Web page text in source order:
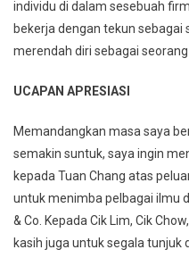
individu di dalam sesebuah
bekerja dengan tekun
merendah diri sebagai
UCAPAN APRESIASI
Memandangkan masa saya
semakin suntuk, saya ingin
kepada Tuan Chang atas
untuk menimba pelbagai ilmu
& Co. Kepada Cik Lim, Cik
kasih juga untuk segala